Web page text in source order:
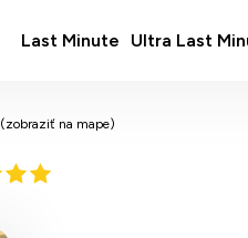
Last Minute Ultra Last
(zobraziť na mape)